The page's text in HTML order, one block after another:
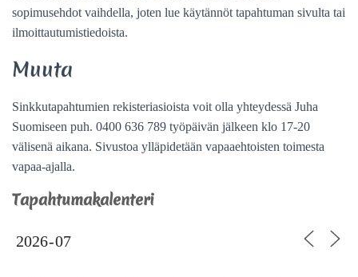
sopimusehdot vaihdella, joten lue käytännöt tapahtuman sivulta tai
ilmoittautumistiedoista.
Muuta
Sinkkutapahtumien rekisteriasioista voit olla yhteydessä Juha
Suomiseen puh. 0400 636 789 työpäivän jälkeen klo 17-20
välisenä aikana. Sivustoa ylläpidetään vapaaehtoisten toimesta
vapaa-ajalla.
Tapahtumakalenteri